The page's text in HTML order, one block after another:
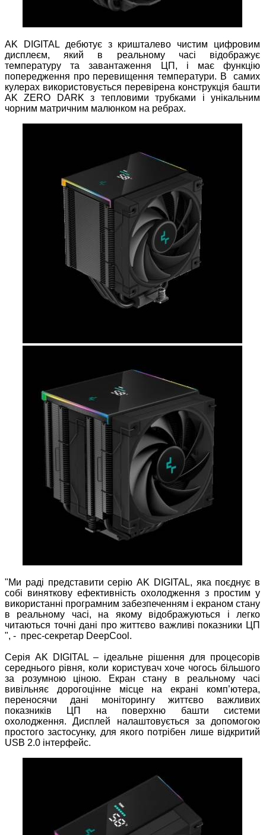
AK DIGITAL дебютує з кришталево чистим цифровим
дисплеєм, який в реальному часі відображує
температуру та завантаження ЦП, і має функцію
попередження про перевищення температури. В самих
кулерах використовується перевірена конструкція башти
AK ZERO DARK з тепловими трубками і унікальним
чорним матричним малюнком на ребрах.
"Ми раді представити серію AK DIGITAL, яка поєднує в
собі виняткову ефективність охолодження з простим у
використанні програмним забезпеченням і екраном стану
в реальному часі, на якому відображуються і легко
читаються точні дані про життєво важливі показники ЦП
", - прес-секретар DeepCool.
Серія AK DIGITAL – ідеальне рішення для процесорів
середнього рівня, коли користувач хоче чогось більшого
за розумною ціною. Екран стану в реальному часі
вивільняє дорогоцінне місце на екрані комп’ютера,
переносячи дані моніторингу життєво важливих
показників ЦП на поверхню башти системи
охолодження. Дисплей налаштовується за допомогою
простого застосунку, для якого потрібен лише відкритий
USB 2.0 інтерфейс.